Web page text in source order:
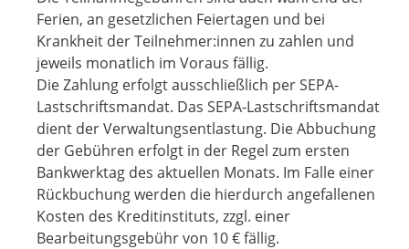
Ferien, an gesetzlichen Feiertagen und bei
Krankheit der Teilnehmer:innen zu zahlen und
jeweils monatlich im Voraus fällig.
Die Zahlung erfolgt ausschließlich per SEPA-
Lastschriftsmandat. Das SEPA-Lastschriftsmandat
dient der Verwaltungsentlastung. Die Abbuchung
der Gebühren erfolgt in der Regel zum ersten
Bankwerktag des aktuellen Monats. Im Falle einer
Rückbuchung werden die hierdurch angefallenen
Kosten des Kreditinstituts, zzgl. einer
Bearbeitungsgebühr von 10 € fällig.